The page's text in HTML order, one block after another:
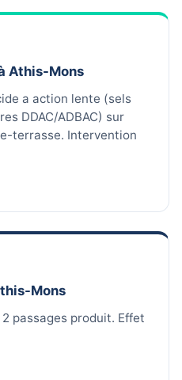
Athis-Mons
a action lente (sels
DDAC/ADBAC) sur
terrasse. Intervention
Mons
passages produit. Effet